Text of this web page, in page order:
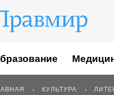
КУЛЬТУРА